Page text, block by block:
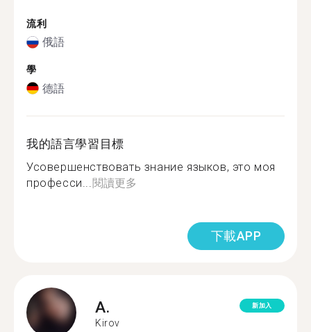
流利
俄語
學
德語
我的語言學習目標
Усовершенствовать знание языков, это моя
професси... 閱讀更多
下載APP
A.
Kirov
新加入